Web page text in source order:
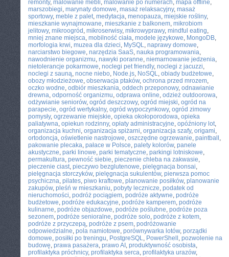
remonty, malowanie mebli, malowanie po numerach, mapa offline,
marszobiegi, marynaty domowe, masaż relaksacyjny, masaż
sportowy, meble z palet, medytacja, menopauza, miejskie rośliny,
mieszkanie wynajmowane, mieszkanie z balkonem, mikrobiom
jelitowy, mikroogród , mikroserwisy, mikrowyprawy, mindful eating,
mniej znane miejsca, mobilność ciała, modele językowe, MongoDB,
morfologia krwi, muzea dla dzieci, MySQL, naprawy domowe,
narciarstwo biegowe, narzędzia SaaS, nauka programowania,
nawodnienie organizmu, nawyki poranne, niemarnowanie jedzenia,
nietolerancje pokarmowe, noclegi pet friendly, noclegi z jacuzzi,
noclegi z sauną, nocne niebo, Node.js, NoSQL, obiady budżetowe,
obozy młodzieżowe, obserwacja ptaków, ochrona przed mrozem,
oczko wodne, odbiór mieszkania, oddech przeponowy, odnawianie
drewna, odporność organizmu, odprawa online, odzież outdoorowa,
odżywianie seniorów, ogród deszczowy, ogród miejski, ogród na
parapecie, ogród wertykalny, ogród wypoczynkowy, ogród zimowy
pomysły, ogrzewanie miejskie, opieka okołoporodowa, opieka
paliatywna, opiekun rodzinny, opłaty administracyjne, opóźniony lot,
organizacja kuchni, organizacja spiżarni, organizacja szafy, origami,
ortodoncja, oświetlenie nastrojowe, oszczędne ogrzewanie, paintball ,
pakowanie plecaka, pałace w Polsce, palety kolorów, panele
akustyczne, parki linowe, parki tematyczne, parkingi lotniskowe,
permakultura, pewność siebie, pieczenie chleba na zakwasie,
pieczenie ciast, pieczywo bezglutenowe, pielęgnacja bonsai,
pielęgnacja storczyków, pielęgnacja sukulentów, pierwsza pomoc
psychiczna, pilates, piwo kraftowe, planowanie posiłków, planowanie
zakupów, pleśń w mieszkaniu, pobyty lecznicze, podatek od
nieruchomości, podróż pociągiem, podróże aktywne, podróże
budżetowe, podróże edukacyjne, podróże kamperem, podróże
kulinarne, podróże objazdowe, podróże poślubne, podróże poza
sezonem, podróże senioralne, podróże solo, podróże z kotem,
podróże z przyczepą, podróże z psem, podróżowanie
odpowiedzialne, pola namiotowe, porównywarka lotów, porządki
domowe, posiłki po treningu, PostgreSQL, PowerShell , pozwolenie na
budowę, prawa pasażera, prawo AI , produktywność osobista,
profilaktyka próchnicy, profilaktyka serca, profilaktyka urazów,